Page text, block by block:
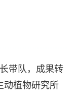
带队，成果转
动植物研究所